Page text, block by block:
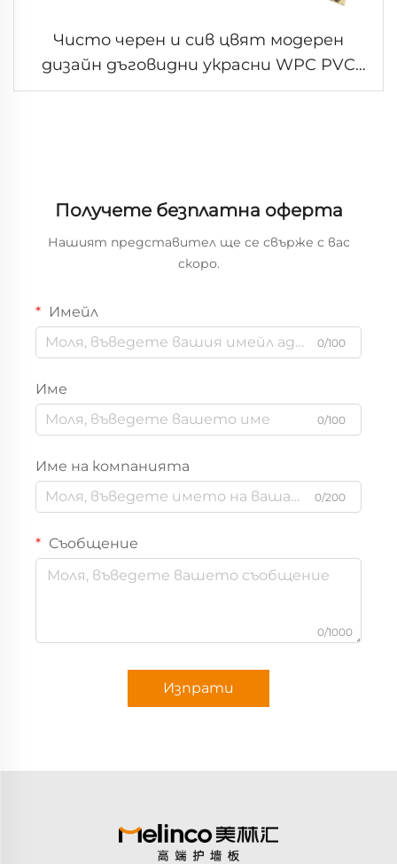
Чисто черен и сив цвят модерен
дизайн дъговидни украсни WPC PVC
панели за вътрешно стенно
Получете безплатна оферта
Нашият представител ще се свърже с вас
скоро.
Имейл
0/100
Име
0/100
Име на компанията
0/200
Съобщение
0/1000
Изпрати